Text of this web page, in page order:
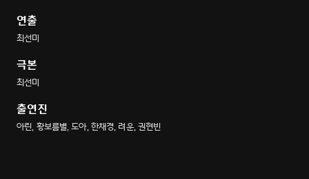
연출
최선미
극본
최선미
출연진
아린, 황보름별, 도아, 한채경, 려운, 권현빈